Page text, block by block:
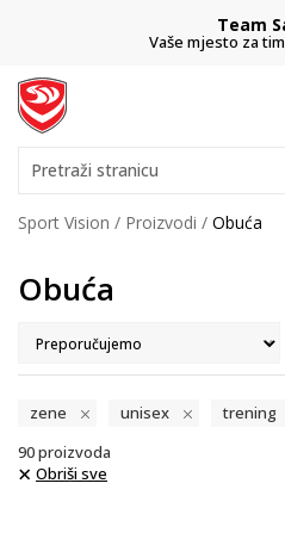
Team
Vaše mjesto za
Pretraži stranicu
Sport Vision Proizvodi Obuća
Obuća
zene unisex trening
90proizvoda
Obriši sve